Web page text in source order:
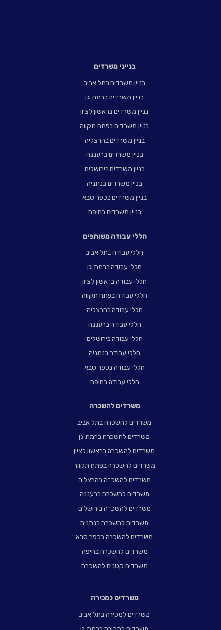
בנייני משרדים
בניין משרדים בתל אביב
בניין משרדים ברמת גן
בניין משרדים בראשון לציון
בניין משרדים בפתח תקווה
בניין משרדים בהרצליה
בניין משרדים ברעננה
בניין משרדים בירושלים
בניין משרדים בנתניה
בניין משרדים בכפר סבא
בניין משרדים בחיפה
חללי עבודה משותפים
חללי עבודה בתל אביב
חללי עבודה ברמת גן
חללי עבודה בראשון לציון
חללי עבודה בפתח תקווה
חללי עבודה בהרצליה
חללי עבודה ברעננה
חללי עבודה בירושלים
חללי עבודה בנתניה
חללי עבודה בכפר סבא
חללי עבודה בחיפה
משרדים להשכרה
משרדים להשכרה בתל אביב
משרדים להשכרה ברמת גן
משרדים להשכרה בראשון לציון
משרדים להשכרה בפתח תקווה
משרדים להשכרה בהרצליה
משרדים להשכרה ברעננה
משרדים להשכרה בירושלים
משרדים להשכרה בנתניה
משרדים להשכרה בכפר סבא
משרדים להשכרה בחיפה
משרדים קטנים להשכרה
משרדים למכירה
משרדים למכירה בתל אביב